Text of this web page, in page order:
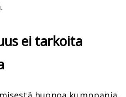
ei tarkoita